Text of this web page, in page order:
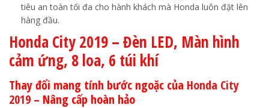
tiêu an toàn tối đa cho hành khách mà Honda luôn đặt lên
hàng đầu.
Honda City 2019 – Đèn LED, Màn hình
cảm ứng, 8 loa, 6 túi khí
Thay đổi mang tính bước ngoặc của Honda City
2019 – Nâng cấp hoàn hảo